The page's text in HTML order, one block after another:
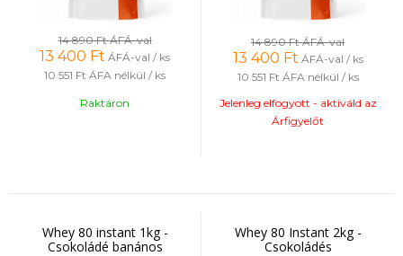
14 890 FtÁFÁ-val
13 400 Ft ÁFÁ-val / ks
10 551 Ft ÁFA nélkül / ks
Raktáron
14 890 FtÁFÁ-val
13 400 Ft ÁFÁ-val / ks
10 551 Ft ÁFA nélkül / ks
Jelenleg elfogyott - aktiváld az
Árfigyelőt
Whey 80 instant 1kg -
Csokoládé banános
Whey 80 Instant 2kg -
Csokoládés